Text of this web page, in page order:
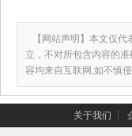
【网站声明】本文仅代
立，不对所包含内容的
容均来自互联网,如不慎
关于我们 ┆